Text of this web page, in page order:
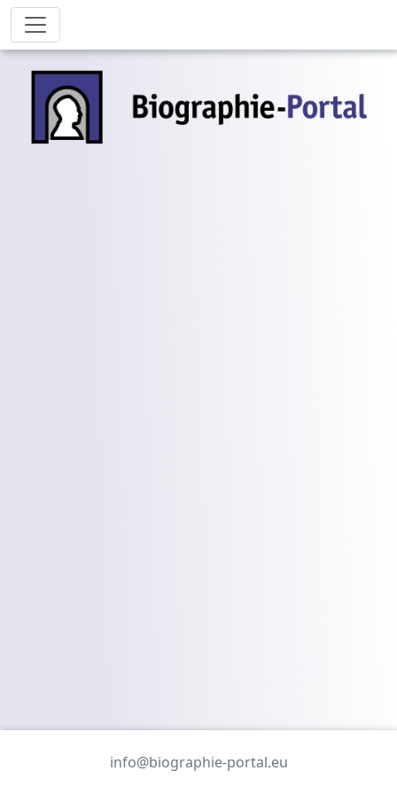
info@biographie-portal.eu